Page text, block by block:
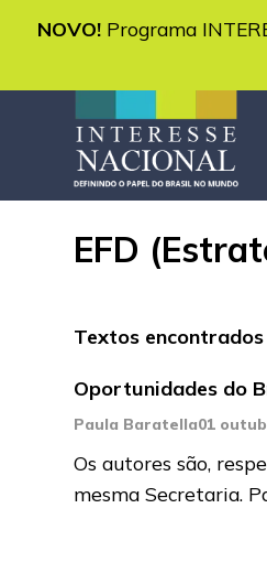
NOVO! Programa
EFD
Textos encontrados
Oportunidades do
Paula Baratella01
Os autores são,
mesma Secretaria.